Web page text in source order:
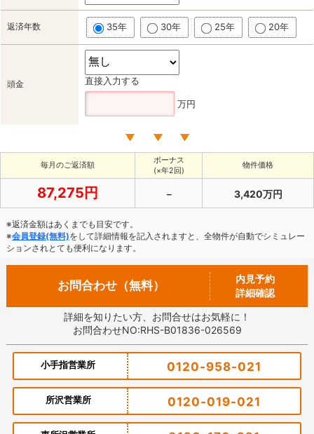
返済年数 35年 30年 25年 20年
頭金 直接入力する
万円
毎月のご返済額
ボーナス
(×年2回)
物件価格
87,275円 － 3,420万円
※返済金額はあくまでも目安です。
※会員登録(無料)をして詳細情報を記入されますと、全物件が自動でシミュレー
ションされとても便利になります。
お問合わせ（無料）
内見予約
詳細確認
詳細を知りたい方、お問合せはお気軽に！
お問合わせNO:RHS-B01836-026569
小手指営業所 0120-958-021
所沢営業所 0120-019-021